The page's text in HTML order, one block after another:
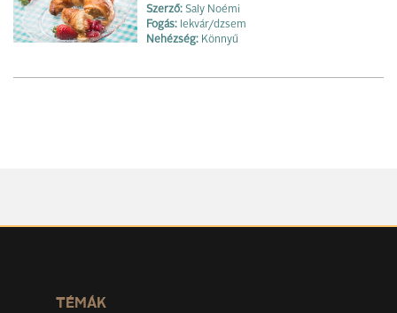
Szerző: Saly Noémi
Fogás: lekvár/dzsem
Nehézség: Könnyű
TÉMÁK